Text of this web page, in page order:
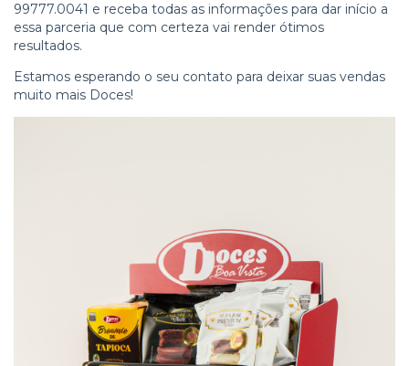
99777.0041 e receba todas as informações para dar início a
essa parceria que com certeza vai render ótimos
resultados.
Estamos esperando o seu contato para deixar suas vendas
muito mais Doces!